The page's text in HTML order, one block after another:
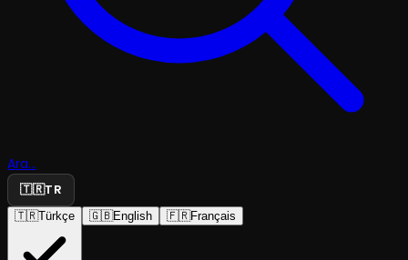
Ara...
🇹🇷TR
🇹🇷Türkçe 🇬🇧English 🇫🇷Français